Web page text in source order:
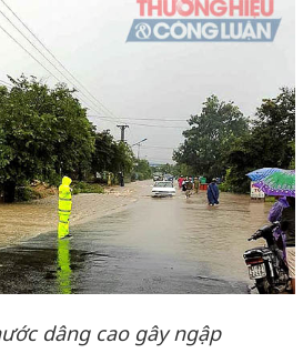
dâng cao gây ngập